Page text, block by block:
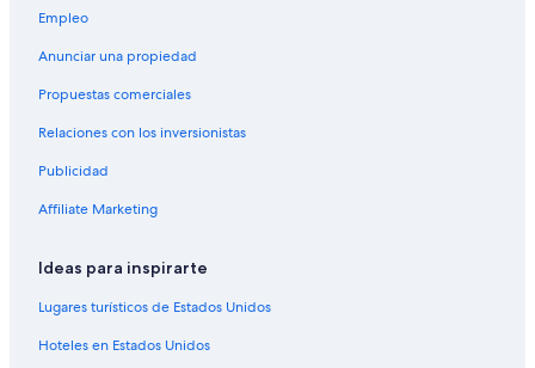
Empleo
Anunciar una propiedad
Propuestas comerciales
Relaciones con los inversionistas
Publicidad
Affiliate Marketing
Ideas para inspirarte
Lugares turísticos de Estados Unidos
Hoteles en Estados Unidos